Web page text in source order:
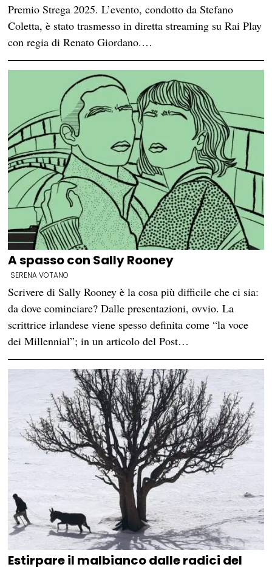
Premio Strega 2025. L’evento, condotto da Stefano
Coletta, è stato trasmesso in diretta streaming su Rai Play
con regia di Renato Giordano.…
A spasso con Sally Rooney
SERENA VOTANO
Scrivere di Sally Rooney è la cosa più difficile che ci sia:
da dove cominciare? Dalle presentazioni, ovvio. La
scrittrice irlandese viene spesso definita come “la voce
dei Millennial”; in un articolo del Post…
Estirpare il malbianco dalle radici del